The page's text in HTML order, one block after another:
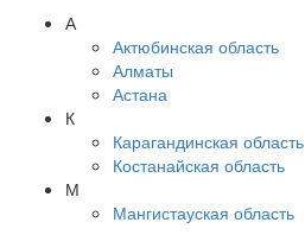
А
Актюбинская область
Алматы
Астана
К
Карагандинская область
Костанайская область
М
Мангистауская область